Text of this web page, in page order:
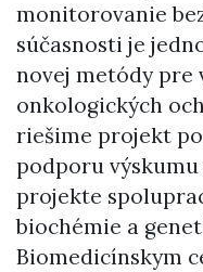
monitorovanie
súčasnosti je
novej metódy pre
onkologických
riešime projekt
podporu výskumu
projekte
biochémie a
Biomedicínskym